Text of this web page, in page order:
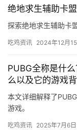
绝地求生辅助卡
探索绝地求生辅助卡
吃鸡资讯 2024年12月15
PUBG全称是什
么以及它的游戏
本文详细解释了
游戏。
吃鸡资讯 2025年7月6日